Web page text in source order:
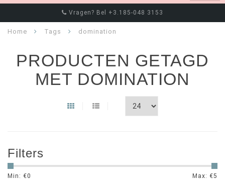
Vragen? Bel +3.185-048 3153
Home Tags domination
PRODUCTEN GETAGD
MET DOMINATION
Filters
Min: €0 Max: €5